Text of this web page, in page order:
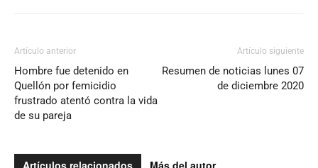
Artículo anterior
Hombre fue detenido en
Quellón por femicidio
frustrado atentó contra la vida
de su pareja
Artículo siguiente
Resumen de noticias lunes 07
de diciembre 2020